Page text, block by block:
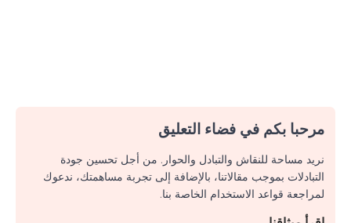
مرحبا بكم في فضاء التعليق
نريد مساحة للنقاش والتبادل والحوار. من أجل تحسين جودة
التبادلات بموجب مقالاتنا، بالإضافة إلى تجربة مساهمتك، ندعوك
لمراجعة قواعد الاستخدام الخاصة بنا.